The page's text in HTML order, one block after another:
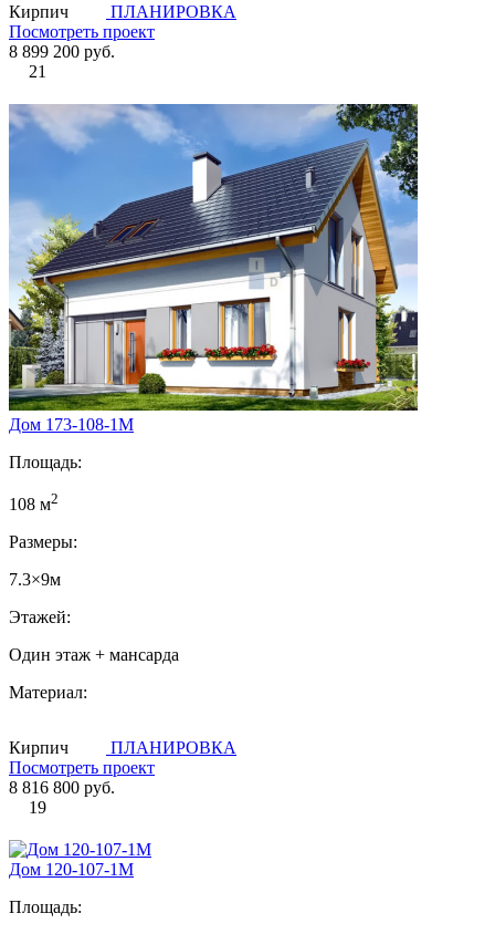
Кирпич
ПЛАНИРОВКА
Посмотреть проект
8 899 200 руб.
21
Дом 173-108-1М
Площадь:
108 м2
Размеры:
7.3×9м
Этажей:
Один этаж + мансарда
Материал:
Кирпич
ПЛАНИРОВКА
Посмотреть проект
8 816 800 руб.
19
Дом 120-107-1М
Площадь: